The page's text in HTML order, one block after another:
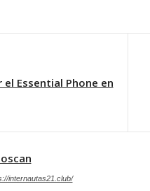
el Essential Phone en
internautas21.club/